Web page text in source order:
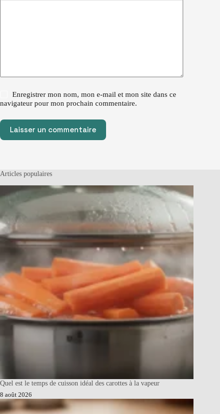
Enregistrer mon nom, mon e-mail et mon site dans ce
navigateur pour mon prochain commentaire.
Laisser un commentaire
Articles populaires
Quel est le temps de cuisson idéal des carottes à la vapeur
8 août 2026